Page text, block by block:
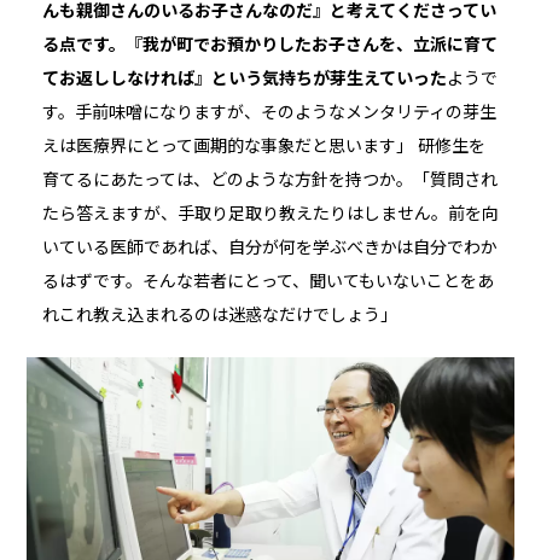
んも親御さんのいるお子さんなのだ』と考えてくださってい
る点です。『我が町でお預かりしたお子さんを、立派に育て
てお返ししなければ』という気持ちが芽生えていったようで
す。手前味噌になりますが、そのようなメンタリティの芽生
えは医療界にとって画期的な事象だと思います」 研修生を
育てるにあたっては、どのような方針を持つか。「質問され
たら答えますが、手取り足取り教えたりはしません。前を向
いている医師であれば、自分が何を学ぶべきかは自分でわか
るはずです。そんな若者にとって、聞いてもいないことをあ
れこれ教え込まれるのは迷惑なだけでしょう」